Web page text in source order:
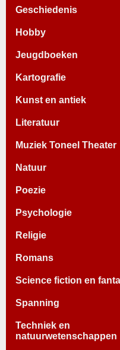
Geschiedenis
Hobby
Jeugdboeken
Kartografie
Kunst en antiek
Literatuur
Muziek Toneel Theater
Natuur
Poezie
Psychologie
Religie
Romans
Science fiction en
Spanning
Techniek en
natuurwetenschappen